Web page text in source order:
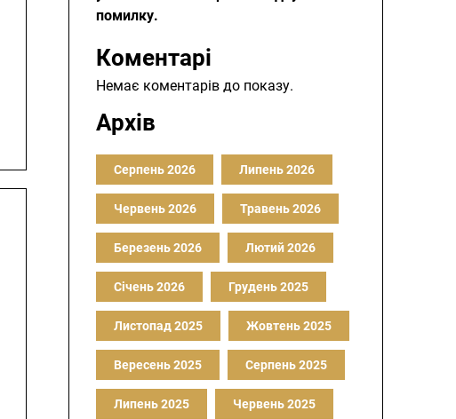
помилку.
Коментарі
Немає коментарів до показу.
Архів
Серпень 2026 Липень 2026
Червень 2026 Травень 2026
Березень 2026 Лютий 2026
Січень 2026 Грудень 2025
Листопад 2025 Жовтень 2025
Вересень 2025 Серпень 2025
Липень 2025 Червень 2025